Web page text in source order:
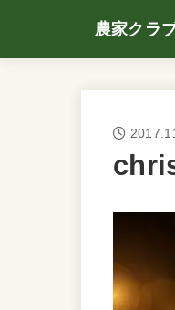
農家クラ